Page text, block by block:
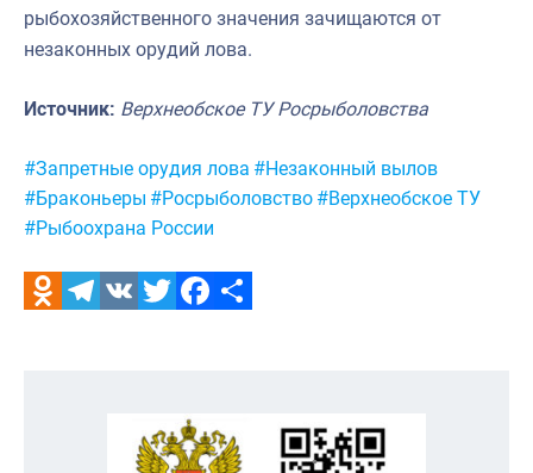
рыбохозяйственного значения зачищаются от
незаконных орудий лова.
Источник: Верхнеобское ТУ Росрыболовства
Метки:
#Запретные орудия лова #Незаконный вылов
#Браконьеры #Росрыболовство #Верхнеобское ТУ
#Рыбоохрана России